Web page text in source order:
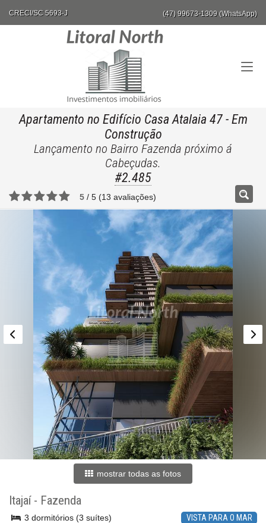
CRECI/SC 5693-J (47) 99673-1309 (WhatsApp)
Apartamento no Edifício Casa Atalaia 47- Em
Construção
Lançamento no Bairro Fazenda próximo á
Cabeçudas.
#2.485
5 / 5 (13 avaliações)
mostrar todas as fotos
Itajaí- Fazenda
VISTA PARA O MAR
3 dormitórios (3 suítes)